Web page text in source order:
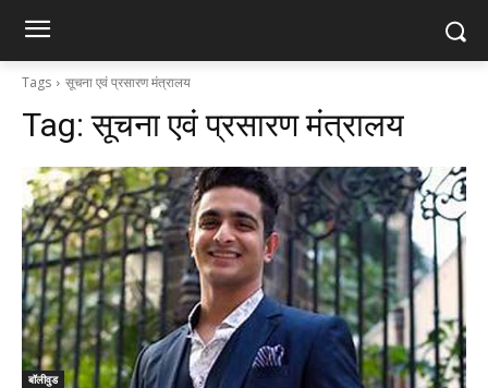
Tags सूचना एवं प्रसारण मंत्रालय
Tag:सूचना एवं प्रसारण मंत्रालय
बॉलीवुड